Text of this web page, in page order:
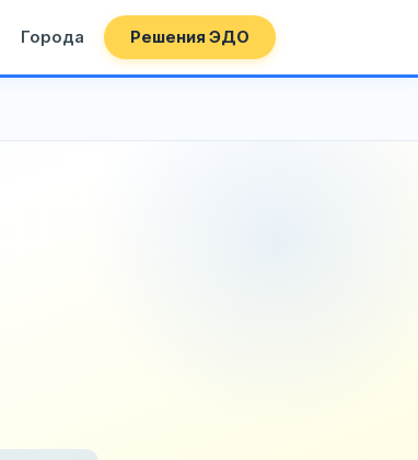
Города Решения ЭДО